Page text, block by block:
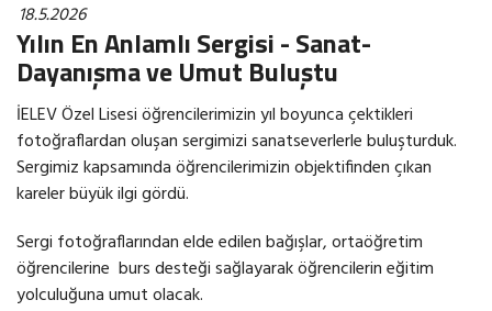
18.5.2026
Yılın En Anlamlı Sergisi - Sanat-
Dayanışma ve Umut Buluştu
İELEV Özel Lisesi öğrencilerimizin yıl boyunca çektikleri
fotoğraflardan oluşan sergimizi sanatseverlerle buluşturduk.
Sergimiz kapsamında öğrencilerimizin objektifinden çıkan
kareler büyük ilgi gördü.
Sergi fotoğraflarından elde edilen bağışlar, ortaöğretim
öğrencilerine burs desteği sağlayarak öğrencilerin eğitim
yolculuğuna umut olacak.